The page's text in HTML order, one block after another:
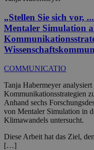
„Stellen Sie sich vor,
Mentaler Simulation
COMMUNICATIO
Tanja Habermeyer
Kommunikationsstrategien
Anhand sechs
von Mentaler Simulation in
Klimawandels untersucht.
Diese Arbeit hat das Ziel,
[…]